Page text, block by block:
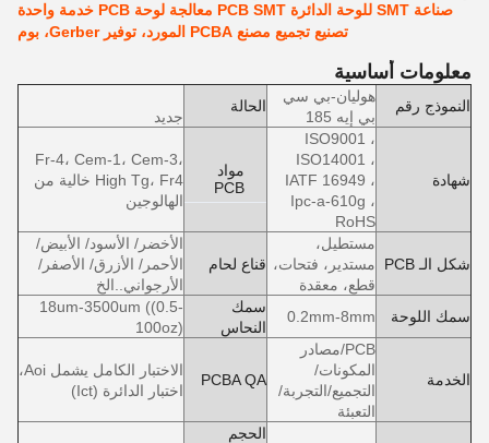
صناعة SMT للوحة الدائرة PCB SMT معالجة لوحة PCB خدمة واحدة
تصنيع تجميع مصنع PCBA المورد، توفير Gerber، بوم
معلومات أساسية
النموذج رقم
هوليان-بي سي
بي إيه 185
الحالة
جديد
شهادة
ISO9001 ،
ISO14001 ،
IATF 16949 ،
Ipc-a-610g ،
RoHS
مواد
PCB
Fr-4، Cem-1، Cem-3،
High Tg، Fr4 خالية من
الهالوجين
شكل الـ PCB
مستطيل،
مستدير، فتحات،
قطع، معقدة
قناع لحام
الأخضر/ الأسود/ الأبيض/
الأحمر/ الأزرق/ الأصفر/
الأرجواني..الخ
سمك اللوحة
0.2mm-8mm
سمك
النحاس
18um-3500um ((0.5-
100oz)
الخدمة
PCB/مصادر
المكونات/
التجميع/التجربة/
التعبئة
PCBA QA
الاختبار الكامل يشمل Aoi،
اختبار الدائرة (Ict)
الحجم